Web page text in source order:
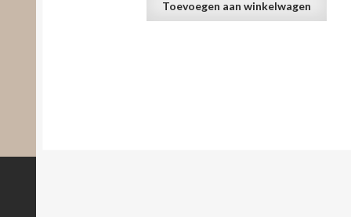
Toevoegen aan winkelwagen